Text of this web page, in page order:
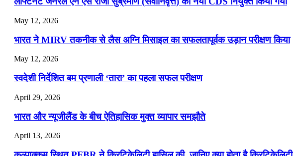
May 12, 2026
भारत ने MIRV तकनीक से लैस अग्नि मिसाइल का सफलतापूर्वक उड़ान परीक्षण किया
May 12, 2026
स्वदेशी निर्देशित बम प्रणाली ‘तारा’ का पहला सफल परीक्षण
April 29, 2026
भारत और न्यूजीलैंड के बीच ऐतिहासिक मुक्त व्यापार समझौते
April 13, 2026